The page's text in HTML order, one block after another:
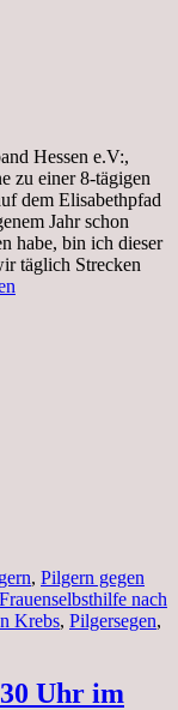
Hessen e.V:,
zu einer 8-tägigen
dem Elisabethpfad
Jahr schon
habe, bin ich dieser
täglich Strecken
, Pilgern gegen
Frauenselbsthilfe nach
Krebs, Pilgersegen,
Uhr im